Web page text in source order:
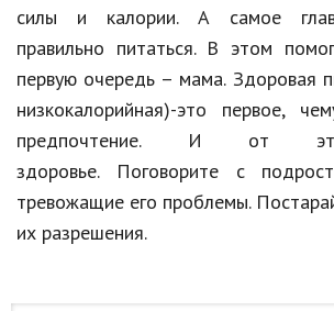
силы и калории. А самое
правильно питаться. В этом
первую очередь – мама. Здоровая
низкокалорийная)-это первое,
предпочтение. И от
здоровье. Поговорите с
тревожащие его проблемы.
их разрешения.